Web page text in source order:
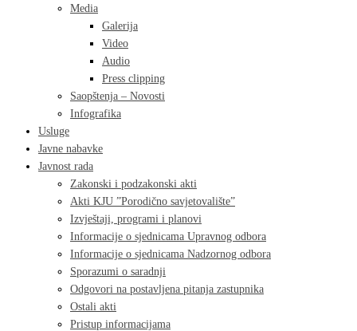
Media
Galerija
Video
Audio
Press clipping
Saopštenja – Novosti
Infografika
Usluge
Javne nabavke
Javnost rada
Zakonski i podzakonski akti
Akti KJU ”Porodično savjetovalište”
Izvještaji, programi i planovi
Informacije o sjednicama Upravnog odbora
Informacije o sjednicama Nadzornog odbora
Sporazumi o saradnji
Odgovori na postavljena pitanja zastupnika
Ostali akti
Pristup informacijama